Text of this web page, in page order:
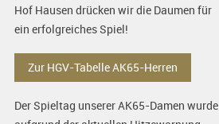
Hof Hausen drücken wir die Daumen für
ein erfolgreiches Spiel!
Zur HGV-Tabelle AK65-Herren
Der Spieltag unserer AK65-Damen wurde